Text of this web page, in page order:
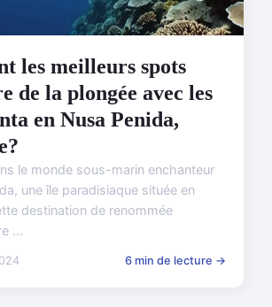
les meilleurs spots
de la plongée avec les
en Nusa Penida,
le monde sous-marin enchanteur
une île paradisiaque située en
destination de renommée
...
6 min de lecture →